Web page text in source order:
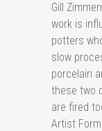
Gill
work is
potters
slow
porcelain
these two
are fired
Artist